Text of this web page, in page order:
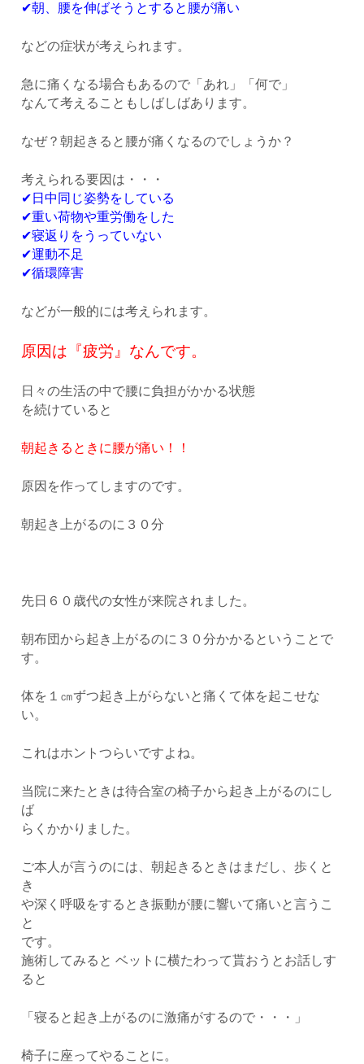
✔朝、腰を伸ばそうとすると腰が痛い
などの症状が考えられます。
急に痛くなる場合もあるので「あれ」「何で」
なんて考えることもしばしばあります。
なぜ？朝起きると腰が痛くなるのでしょうか？
考えられる要因は・・・
✔日中同じ姿勢をしている
✔重い荷物や重労働をした
✔寝返りをうっていない
✔運動不足
✔循環障害
などが一般的には考えられます。
原因は『疲労』なんです。
日々の生活の中で腰に負担がかかる状態
を続けていると
朝起きるときに腰が痛い！！
原因を作ってしますのです。
朝起き上がるのに３０分
先日６０歳代の女性が来院されました。
朝布団から起き上がるのに３０分かかるということで
す。
体を１㎝ずつ起き上がらないと痛くて体を起こせな
い。
これはホントつらいですよね。
当院に来たときは待合室の椅子から起き上がるのにし
ば
らくかかりました。
ご本人が言うのには、朝起きるときはまだし、歩くと
き
や深く呼吸をするとき振動が腰に響いて痛いと言うこ
と
です。
施術してみると ベットに横たわって貰おうとお話しす
ると
「寝ると起き上がるのに激痛がするので・・・」
椅子に座ってやることに。